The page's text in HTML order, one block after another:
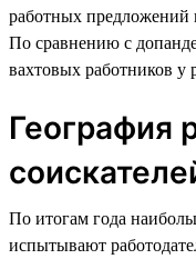
работных предложений
По сравнению с
вахтовых работников у
География
По итогам года
испытывают